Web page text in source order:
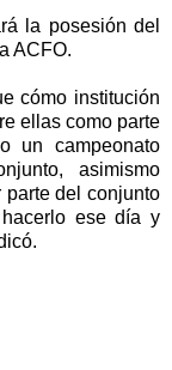
la posesión del
ACFO.
cómo institución
ellas como parte
un campeonato
asimismo
parte del conjunto
ese día y